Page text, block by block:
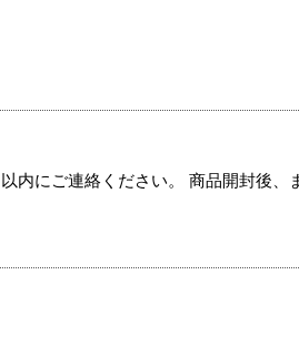
内にご連絡ください。 商品開封後、